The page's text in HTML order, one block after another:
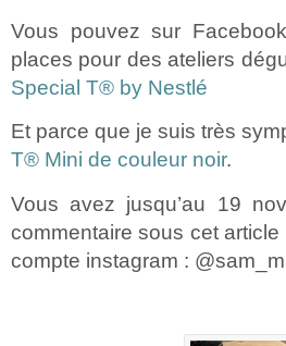
Vous pouvez sur
places pour des ateliers
Special T® by Nestlé
Et parce que je suis très
T® Mini de couleur noir.
Vous avez jusqu’au 19
commentaire sous cet
compte instagram :